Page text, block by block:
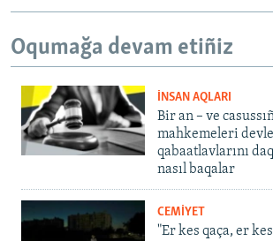
Oqumağa devam etiñiz
İNSAN AQLARI
Bir an – ve
mahkemeleri
qabaatlavlarını
nasıl baqalar
CEMİYET
"Er kes qaça, er